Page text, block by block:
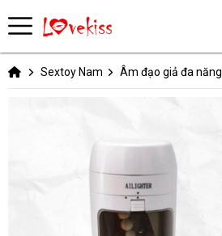
Sextoy Nam Âm đạo giả đa năng